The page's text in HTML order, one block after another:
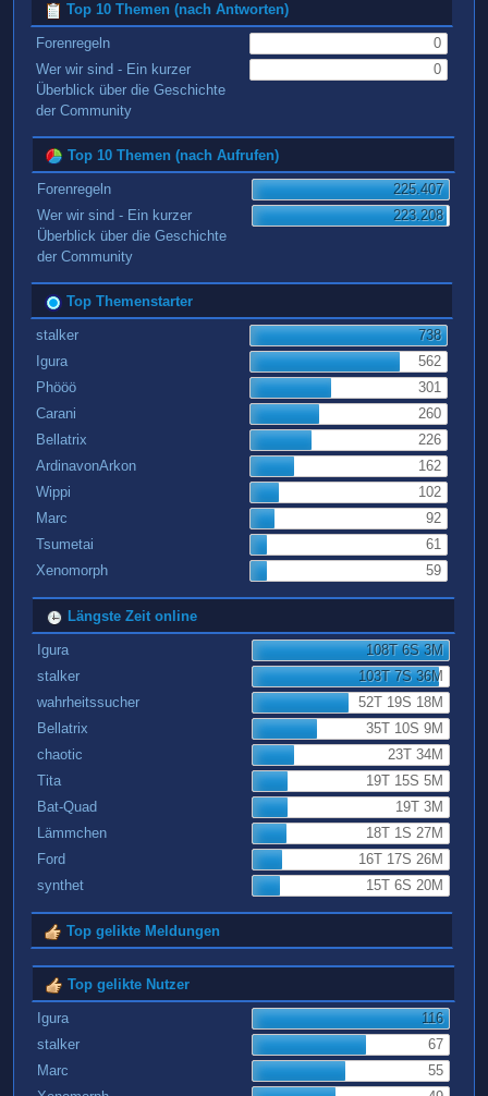
Top 10 Themen (nach Antworten)
Forenregeln
0
Wer wir sind - Ein kurzer
Überblick über die Geschichte
der Community
0
Top 10 Themen (nach Aufrufen)
Forenregeln
225.407
Wer wir sind - Ein kurzer
Überblick über die Geschichte
der Community
223.208
Top Themenstarter
stalker
738
Igura
562
Phööö
301
Carani
260
Bellatrix
226
ArdinavonArkon
162
Wippi
102
Marc
92
Tsumetai
61
Xenomorph
59
Längste Zeit online
Igura
108T 6S 3M
stalker
103T 7S 36M
wahrheitssucher
52T 19S 18M
Bellatrix
35T 10S 9M
chaotic
23T 34M
Tita
19T 15S 5M
Bat-Quad
19T 3M
Lämmchen
18T 1S 27M
Ford
16T 17S 26M
synthet
15T 6S 20M
Top gelikte Meldungen
Top gelikte Nutzer
Igura
116
stalker
67
Marc
55